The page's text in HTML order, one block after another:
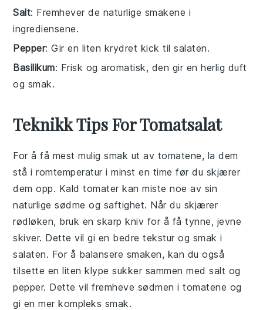
Salt: Fremhever de naturlige smakene i
ingrediensene.
Pepper: Gir en liten krydret kick til salaten.
Basilikum: Frisk og aromatisk, den gir en herlig duft
og smak.
Teknikk Tips For Tomatsalat
For å få mest mulig smak ut av tomatene, la dem
stå i romtemperatur i minst en time før du skjærer
dem opp. Kaldtomater kan miste noe av sin
naturlige sødme og saftighet. Når du skjærer
rødløken, bruk en skarp kniv for å få tynne, jevne
skiver. Dette vil gi en bedre tekstur og smak i
salaten. For å balansere smaken, kan du også
tilsette en liten klypesukker sammen medsalt og
pepper. Dette vil fremheve sødmen itomatene og
gi en mer kompleks smak.